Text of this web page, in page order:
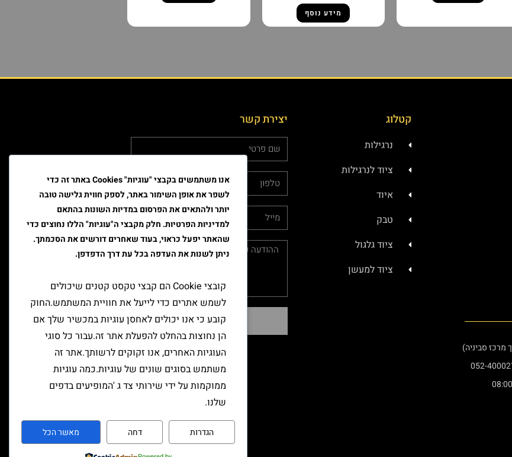
מידע נוסף
קטלוג
נרגילות
ציוד לנרגילות
איוד
טבק
ציוד גלגול
ציוד למעשן
יצירת קשר
שליחה
אנו משתמשים בקבצי "עוגיות" Cookies באתר זה כדי
לשפר את אופן השימור באתר, לספק חווית גלישה טובה
יותר ולהתאים את הפרסום במדיות השונות בהתאם
למדיניות הפרטיות. חלק מקבצי ה"עוגיות" הללו נחוצים כדי
שהאתר יפעל כראוי, בעוד שאחרים דורשים את הסכמתך.
ניתן לשנות את העדפה בכל עת דרך הדפדפן.
קובצי Cookie הם קבצי טקסט קטנים שיכולים
לשמש אתרים כדי לייעל את חוויית המשתמש.החוק
קובע כי אנו יכולים לאחסן עוגיות במכשיר שלך אם
הן נחוצות בהחלט להפעלת אתר זה.עבור כל סוגי
העוגיות האחרים, אנו זקוקים לרשותך.אתר זה
משתמש בסוגים שונים של עוגיות.כמה עוגיות
ממוקמות על ידי שירותי צד ג 'המופיעים בדפים
שלנו.
הגדרות דחה מאשר הכל